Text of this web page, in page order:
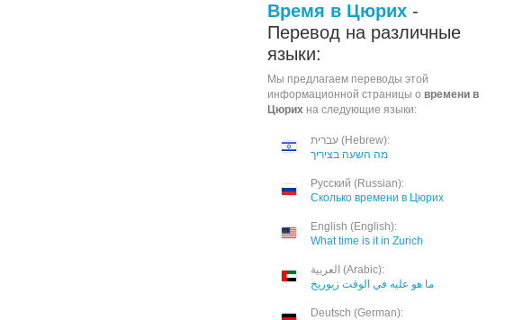
Время в Цюрих -
Перевод на различные
языки:
Мы предлагаем переводы этой
информационной страницы о времени в
Цюрих на следующие языки:
עברית (Hebrew):
מה השעה בציריך
Русский (Russian):
Сколько времени в Цюрих
English (English):
What time is it in Zurich
العربية (Arabic):
ما هو عليه في الوقت زيوريخ
Deutsch (German):